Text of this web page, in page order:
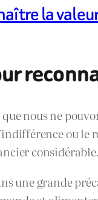
la
nous ne
ou
considérable.
une grande